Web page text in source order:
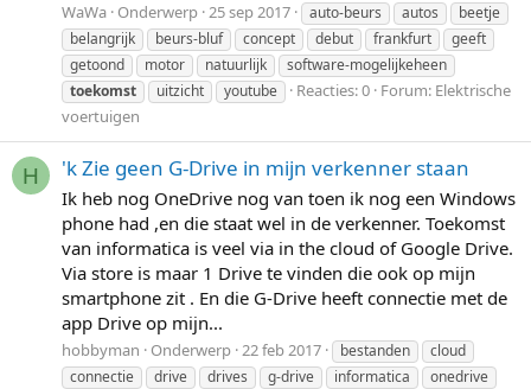
WaWa Onderwerp 25 sep 2017 auto-beurs autos
beetje
belangrijk
beurs-bluf concept debut frankfurt
geeft
getoond
motor natuurlijk
software-mogelijkeheen
toekomst
uitzicht youtube Reacties: 0 Forum: Elektrische
voertuigen
H 'k Zie geen G-Drive in mijn verkenner staan
Ik heb nog OneDrive nog van toen ik nog een Windows
phone had ,en die staat wel in de verkenner. Toekomst
van informatica is veel via in the cloud of Google Drive.
Via store is maar 1 Drive te vinden die ook op mijn
smartphone zit . En die G-Drive heeft connectie met de
app Drive op mijn...
hobbyman Onderwerp 22 feb 2017 bestanden
cloud
connectie
drive drives g-drive informatica
onedrive